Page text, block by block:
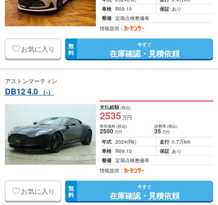
車検
R09.10 保証 あり
整備 定期点検整備有
情報提供：
お気に入り 無
料
今すぐ
在庫確認・見積依頼
アストンマーティン
DB12 4.0 （-）
支払総額(税込)
2535万円
車両価格(税込)
2500万円
諸費用 (税込)
35 万円
年式 2024(R6) 走行 0.7万km
車検
R09.10 保証 あり
整備 定期点検整備有
情報提供：
お気に入り 無
料
今すぐ
在庫確認・見積依頼